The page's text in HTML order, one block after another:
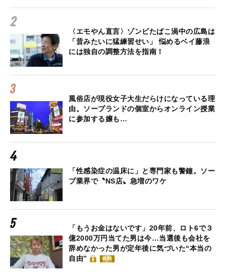
〈エモやん直言〉ゾンビたばこ渦中の広島は
「昔みたいに猛練習せい」 悩めるベイ藤浪
には独自の調整方法を指南！
風俗店が現役女子大生だらけになっている理
由。ソープランドの個室からオンライン授業
に参加する嬢も…
「性感染症の温床に」と専門家も警鐘。ソー
プ業界で〝NS店〟急増のワケ
「もうお金はないです」20年前、ロト6で３
億2000万円当てた男は今…当選後も会社を
辞めなかった男が定年後に気づいた“本当の
自由”
有料